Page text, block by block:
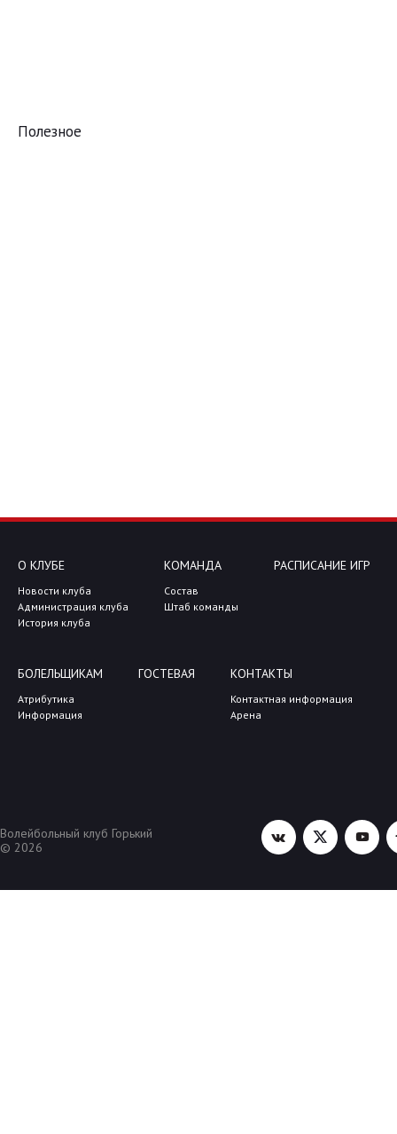
Полезное
О КЛУБЕ
Новости клуба
Администрация клуба
История клуба
КОМАНДА
Состав
Штаб команды
РАСПИСАНИЕ ИГР
БОЛЕЛЬЩИКАМ
Атрибутика
Информация
ГОСТЕВАЯ КОНТАКТЫ
Контактная информация
Арена
Волейбольный клуб Горький
© 2026